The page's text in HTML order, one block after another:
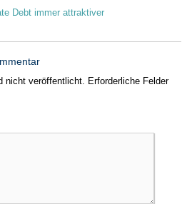
Debt immer attraktiver
nicht veröffentlicht. Erforderliche Felder